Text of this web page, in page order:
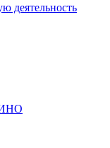
деятельность
ИНО